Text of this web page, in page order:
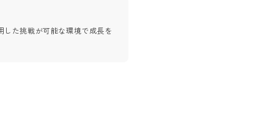
した挑戦が可能な環境で成長を